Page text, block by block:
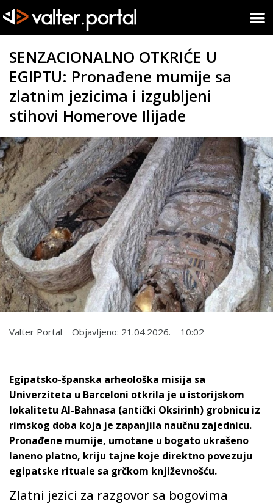
SENZACIONALNO OTKRIĆE U
EGIPTU: Pronađene mumije sa
zlatnim jezicima i izgubljeni
stihovi Homerove Ilijade
Valter Portal Objavljeno: 21.04.2026. 10:02
Egipatsko-španska arheološka misija sa
Univerziteta u Barceloni otkrila je u istorijskom
lokalitetu Al-Bahnasa (antički Oksirinh) grobnicu iz
rimskog doba koja je zapanjila naučnu zajednicu.
Pronađene mumije, umotane u bogato ukrašeno
laneno platno, kriju tajne koje direktno povezuju
egipatske rituale sa grčkom književnošću.
Zlatni jezici za razgovor sa bogovima